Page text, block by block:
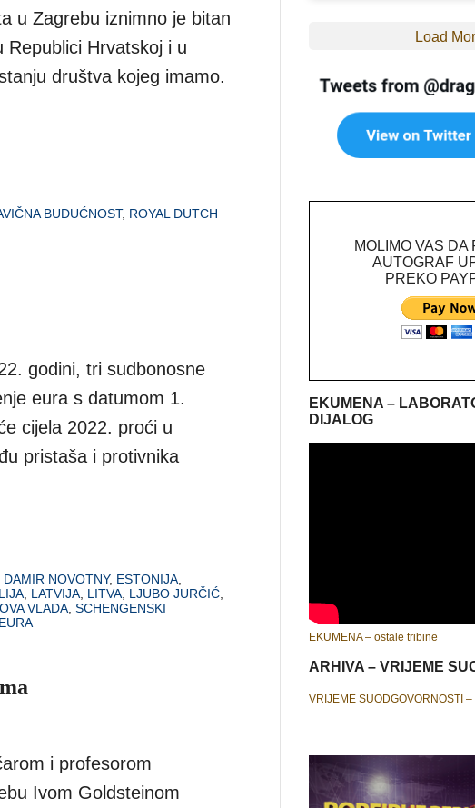
u Zagrebu iznimno je bitan
Republici Hrvatskoj i u
društva kojeg imamo.
BUDUĆNOST, ROYAL DUTCH
godini, tri sudbonosne
eura s datumom 1.
cijela 2022. proći u
pristaša i protivnika
DAMIR NOVOTNY, ESTONIJA
LATVIJA LITVA LJUBO JURČIĆ
VLADA SCHENGENSKI
i profesorom
Ivom Goldsteinom
Load
MOLIMO VAS DA
AUTOGRAF
PREKO
EKUMENA –
DIJALOG
EKUMENA – ostale tribine
ARHIVA – VRIJEME
VRIJEME SUODGOVORNOSTI